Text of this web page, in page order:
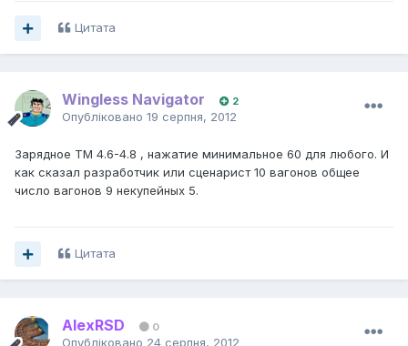
Цитата
Wingless Navigator 2
Опубліковано 19 серпня, 2012
Зарядное ТМ 4.6-4.8 , нажатие минимальное 60 для любого. И
как сказал разработчик или сценарист 10 вагонов общее
число вагонов 9 некупейных 5.
Цитата
AlexRSD 0
Опубліковано 24 серпня, 2012